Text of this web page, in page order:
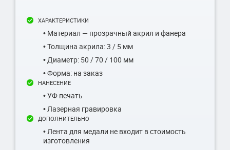
ХАРАКТЕРИСТИКИ
• Материал — прозрачный акрил и фанера
• Толщина акрила: 3 / 5 мм
• Диаметр: 50 / 70 / 100 мм
• Форма: на заказ
НАНЕСЕНИЕ
• УФ печать
• Лазерная гравировка
ДОПОЛНИТЕЛЬНО
• Лента для медали не входит в стоимость
изготовления